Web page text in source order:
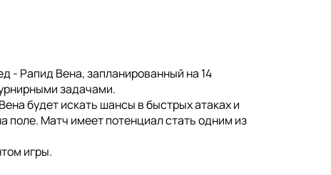
- Рапид Вена, запланированный на 14
задачами.
будет искать шансы в быстрых атаках и
поле. Матч имеет потенциал стать одним из
игры.